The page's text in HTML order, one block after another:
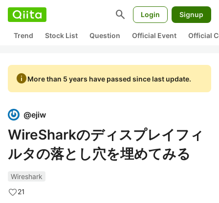
search Login Signup
Trend Stock List Question Official Event Official
infoMore than 5 years have passed since last update.
@ejiw
WireSharkのディスプレイフィ
ルタの落とし穴を埋めてみる
Wireshark
21